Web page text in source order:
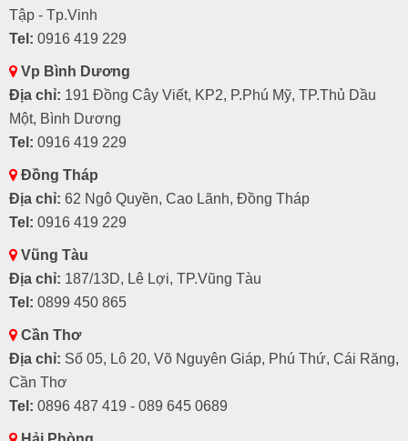
Tập - Tp.Vinh
Tel: 0916 419 229
Vp Bình Dương
Địa chỉ: 191 Đồng Cây Viết, KP2, P.Phú Mỹ, TP.Thủ Dầu
Một, Bình Dương
Tel: 0916 419 229
Đồng Tháp
Địa chỉ: 62 Ngô Quyền, Cao Lãnh, Đồng Tháp
Tel: 0916 419 229
Vũng Tàu
Địa chỉ: 187/13D, Lê Lợi, TP.Vũng Tàu
Tel: 0899 450 865
Cần Thơ
Địa chỉ: Số 05, Lô 20, Võ Nguyên Giáp, Phú Thứ, Cái Răng,
Cần Thơ
Tel: 0896 487 419 - 089 645 0689